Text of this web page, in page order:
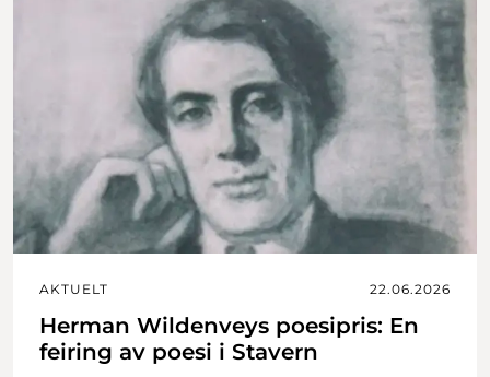
AKTUELT 22.06.2026
Herman Wildenveys poesipris: En
feiring av poesi i Stavern